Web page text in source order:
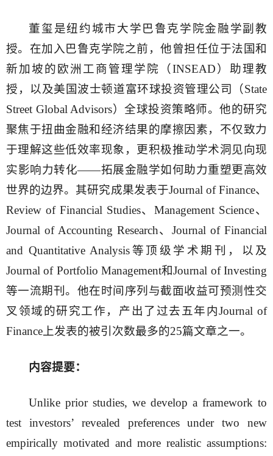
董玺是纽约城市大学巴鲁克学院金融学副教
授。在加入巴鲁克学院之前，他曾担任位于法国和
新加坡的欧洲工商管理学院（INSEAD）助理教
授，以及美国波士顿道富环球投资管理公司（State
Street Global Advisors）全球投资策略师。他的研究
聚焦于扭曲金融和经济结果的摩擦因素，不仅致力
于理解这些低效率现象，更积极推动学术洞见向现
实影响力转化——拓展金融学如何助力重塑更高效
世界的边界。其研究成果发表于Journal of Finance、
Review of Financial Studies、Management Science、
Journal of Accounting Research、Journal of Financial
and Quantitative Analysis等顶级学术期刊，以及
Journal of Portfolio Management和Journal of Investing
等一流期刊。他在时间序列与截面收益可预测性交
叉领域的研究工作，产出了过去五年内Journal of
Finance上发表的被引次数最多的25篇文章之一。
内容提要：
Unlike prior studies, we develop a framework to
test investors’ revealed preferences under two new
empirically motivated and more realistic assumptions: